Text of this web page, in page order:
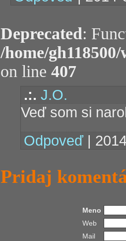
Deprecated:
/home/
on line 407
.:. J.O.
Veď som si
Odpoveď |
Pridaj
Meno
Web
Mail